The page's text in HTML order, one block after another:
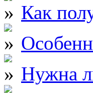
Как
Нужна